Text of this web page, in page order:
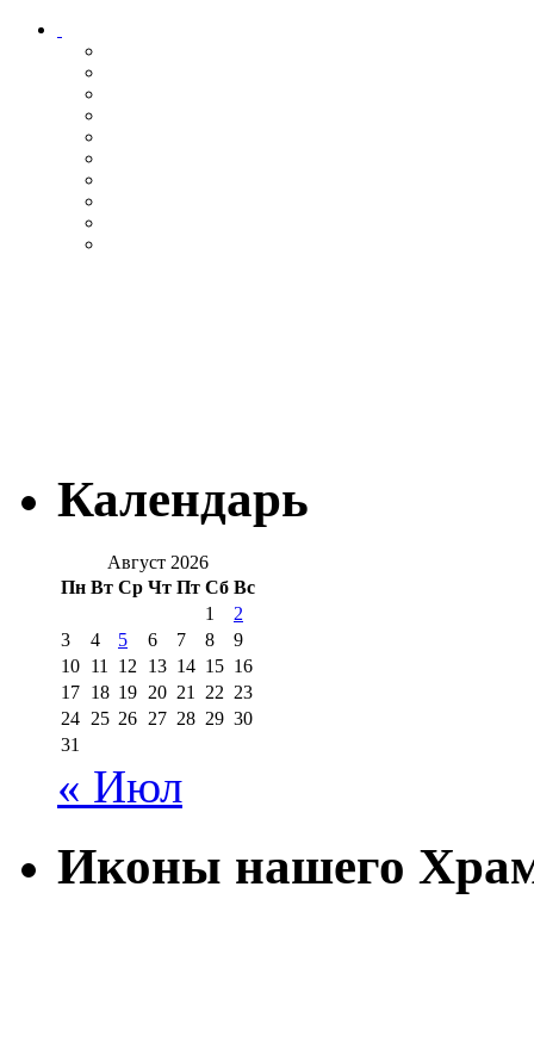
Календарь
Август 2026
Пн Вт Ср Чт Пт Сб Вс
1
2
3
4 5 6 7 8
9
10 11 12 13 14 15 16
17 18 19 20 21 22 23
24 25 26 27 28 29 30
31
« Июл
Иконы нашего